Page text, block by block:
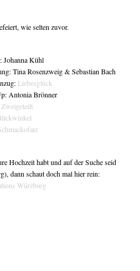
wie selten zuvor.
Johanna Kühl
Tina Rosenzweig & Sebastian Bach
Liebesglück
Antonia Brönner
Zweigeteilt
Hochzeit habt und auf der Suche seid
dann schaut doch mal hier rein:
Würzburg